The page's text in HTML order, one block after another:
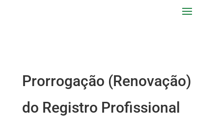
Prorrogação (Renovação)
do Registro Profissional